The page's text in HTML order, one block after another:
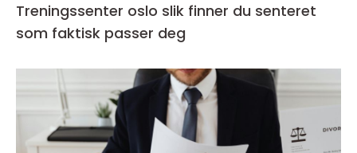
Treningssenter oslo slik finner du senteret
som faktisk passer deg